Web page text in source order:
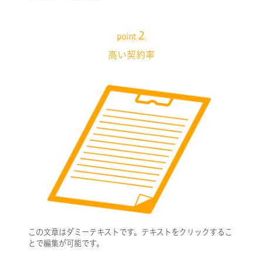
point２
高い契約率
この文章はダミーテキストです。テキストをクリックするこ
とで編集が可能です。